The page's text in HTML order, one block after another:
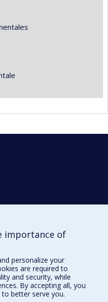
importance of
personalize your
are required to
and security, while
By accepting all, you
better serve you.